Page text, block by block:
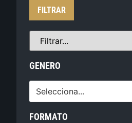
FILTRAR
GENERO
Selecciona...
FORMATO